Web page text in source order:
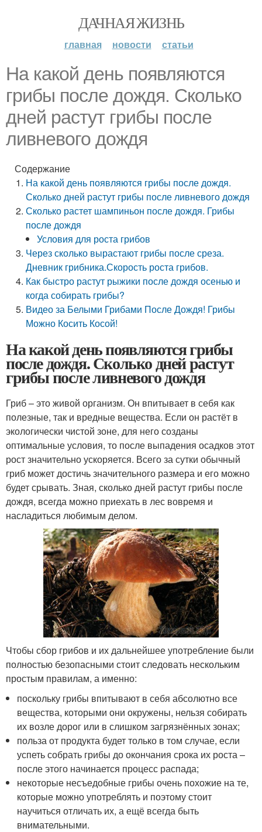
ДАЧНАЯ ЖИЗНЬ
главная новости статьи
На какой день появляются
грибы после дождя. Сколько
дней растут грибы после
ливневого дождя
Содержание
На какой день появляются грибы после дождя.
Сколько дней растут грибы после ливневого дождя
Сколько растет шампиньон после дождя. Грибы
после дождя
Условия для роста грибов
Через сколько вырастают грибы после среза.
Дневник грибника.Скорость роста грибов.
Как быстро растут рыжики после дождя осенью и
когда собирать грибы?
Видео за Белыми Грибами После Дождя! Грибы
Можно Косить Косой!
На какой день появляются грибы
после дождя. Сколько дней растут
грибы после ливневого дождя
Гриб – это живой организм. Он впитывает в себя как
полезные, так и вредные вещества. Если он растёт в
экологически чистой зоне, для него созданы
оптимальные условия, то после выпадения осадков этот
рост значительно ускоряется. Всего за сутки обычный
гриб может достичь значительного размера и его можно
будет срывать. Зная, сколько дней растут грибы после
дождя, всегда можно приехать в лес вовремя и
насладиться любимым делом.
Чтобы сбор грибов и их дальнейшее употребление были
полностью безопасными стоит следовать нескольким
простым правилам, а именно:
поскольку грибы впитывают в себя абсолютно все
вещества, которыми они окружены, нельзя собирать
их возле дорог или в слишком загрязнённых зонах;
польза от продукта будет только в том случае, если
успеть собрать грибы до окончания срока их роста –
после этого начинается процесс распада;
некоторые несъедобные грибы очень похожие на те,
которые можно употреблять и поэтому стоит
научиться отличать их, а ещё всегда быть
внимательными.